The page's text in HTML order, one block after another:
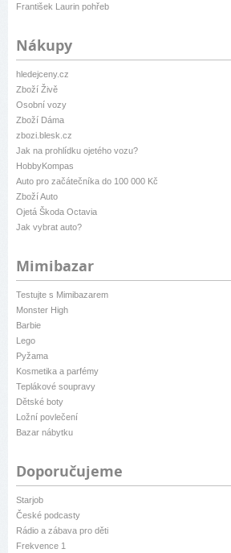
František Laurin pohřeb
Nákupy
hledejceny.cz
Zboží Živě
Osobní vozy
Zboží Dáma
zbozi.blesk.cz
Jak na prohlídku ojetého vozu?
HobbyKompas
Auto pro začátečníka do 100 000 Kč
Zboží Auto
Ojetá Škoda Octavia
Jak vybrat auto?
Mimibazar
Testujte s Mimibazarem
Monster High
Barbie
Lego
Pyžama
Kosmetika a parfémy
Teplákové soupravy
Dětské boty
Ložní povlečení
Bazar nábytku
Doporučujeme
Starjob
České podcasty
Rádio a zábava pro děti
Frekvence 1